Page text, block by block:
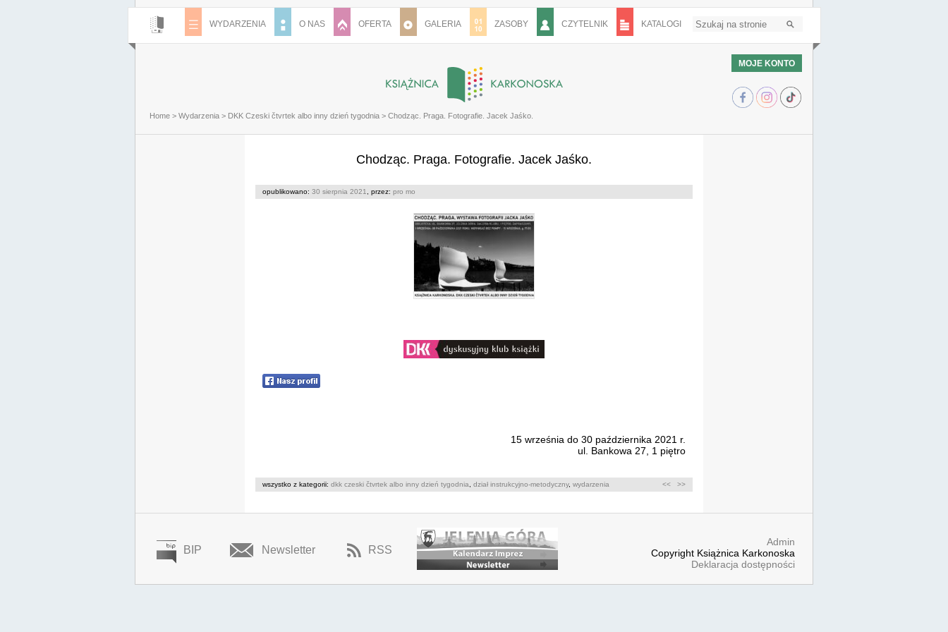
WYDARZENIA O NAS OFERTA GALERIA ZASOBY CZYTELNIK KATALOGI
MOJE KONTO
Home > Wydarzenia > DKK Czeski čtvrtek albo inny dzień tygodnia > Chodząc. Praga. Fotografie. Jacek Jaśko.
Chodząc. Praga. Fotografie. Jacek Jaśko.
opublikowano: 30 sierpnia 2021 , przez: pro mo
15 września do 30 października 2021 r.
ul. Bankowa 27, 1 piętro
wszystko z kategorii: dkk czeski čtvrtek albo inny dzień tygodnia dział instrukcyjno-metodyczny, wydarzenia << >>
BIP Newsletter RSS
Admin
Copyright Książnica Karkonoska
Deklaracja dostępności